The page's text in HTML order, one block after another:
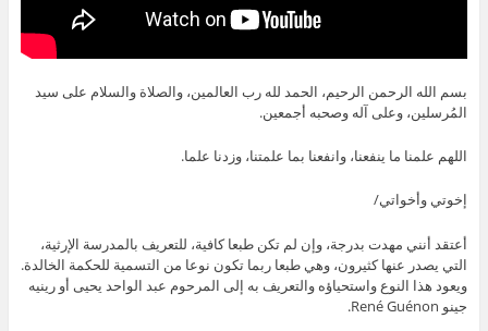
بسم الله الرحمن الرحيم، الحمد لله رب العالمين، والصلاة والسلام على سيد
المُرسلين، وعلى آله وصحبه أجمعين.
اللهم علمنا ما ينفعنا، وانفعنا بما علمتنا، وزدنا علما.
إخوتي وأخواتي/
أعتقد أنني مهدت بدرجة، وإن لم تكن طبعا كافية، للتعريف بالمدرسة الإرثية،
التي يصدر عنها كثيرون، وهي طبعا ربما تكون نوعا من التسمية للحكمة الخالدة.
ويعود هذا النوع واستحياؤه والتعريف به إلى المرحوم عبد الواحد يحيى أو رينيه
جينو René Guénon.